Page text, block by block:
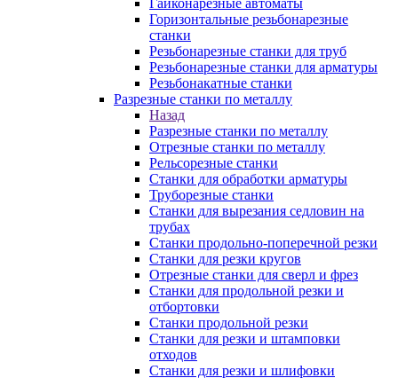
Гайконарезные автоматы
Горизонтальные резьбонарезные
станки
Резьбонарезные станки для труб
Резьбонарезные станки для арматуры
Резьбонакатные станки
Разрезные станки по металлу
Назад
Разрезные станки по металлу
Отрезные станки по металлу
Рельсорезные станки
Станки для обработки арматуры
Труборезные станки
Станки для вырезания седловин на
трубаx
Станки продольно-поперечной резки
Станки для резки кругов
Отрезные станки для сверл и фрез
Станки для продольной резки и
отбортовки
Станки продольной резки
Станки для резки и штамповки
отходов
Станки для резки и шлифовки